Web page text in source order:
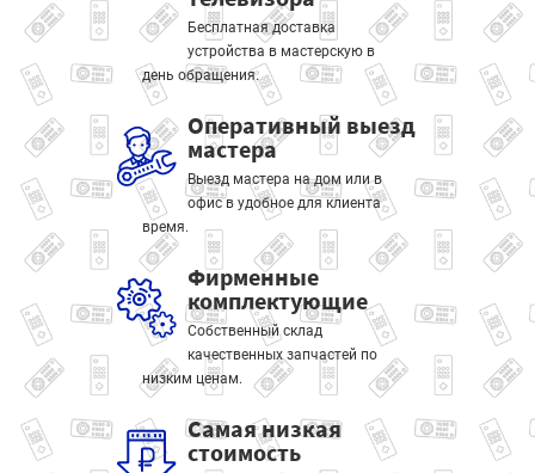
Бесплатная доставка
устройства в мастерскую в
день обращения.
Оперативный выезд
мастера
Выезд мастера на дом или в
офис в удобное для клиента
время.
Фирменные
комплектующие
Собственный склад
качественных запчастей по
низким ценам.
Самая низкая
стоимость